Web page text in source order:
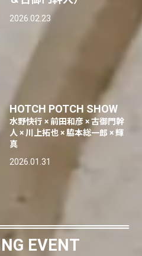
2026.02.23
HOTCH POTCH SHOW
水野快行 × 前田和彦 × 古御門幹
人 × 川上拓也 × 脇本総一郎 × 輝
真
2026.01.31
EVENT